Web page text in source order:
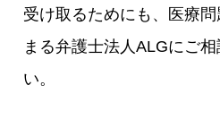
受け取るためにも、医療
まる弁護士法人ALGにご
い。